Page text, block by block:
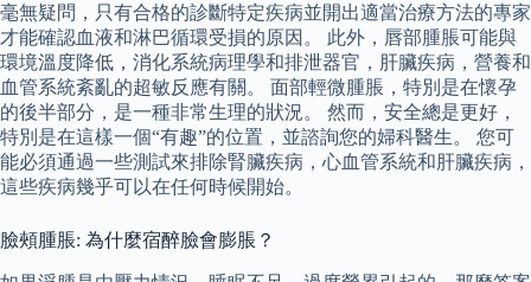
毫無疑問，只有合格的診斷特定疾病並開出適當治療方法的專家
才能確認血液和淋巴循環受損的原因。 此外，唇部腫脹可能與
環境溫度降低，消化系統病理學和排泄器官，肝臟疾病，營養和
血管系統紊亂的超敏反應有關。 面部輕微腫脹，特別是在懷孕
的後半部分，是一種非常生理的狀況。 然而，安全總是更好，
特別是在這樣一個“有趣”的位置，並諮詢您的婦科醫生。 您可
能必須通過一些測試來排除腎臟疾病，心血管系統和肝臟疾病，
這些疾病幾乎可以在任何時候開始。
臉頰腫脹: 為什麼宿醉臉會膨脹？